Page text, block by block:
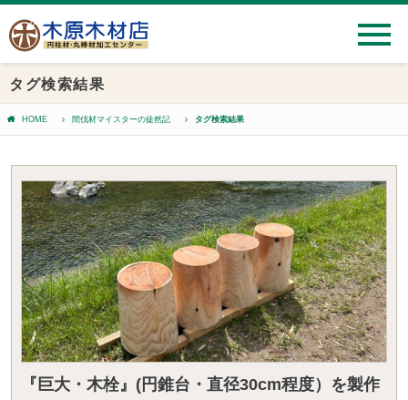
タグ検索結果
HOME 間伐材マイスターの徒然記 タグ検索結果
『巨大・木栓』(円錐台・直径30cm程度）を製作